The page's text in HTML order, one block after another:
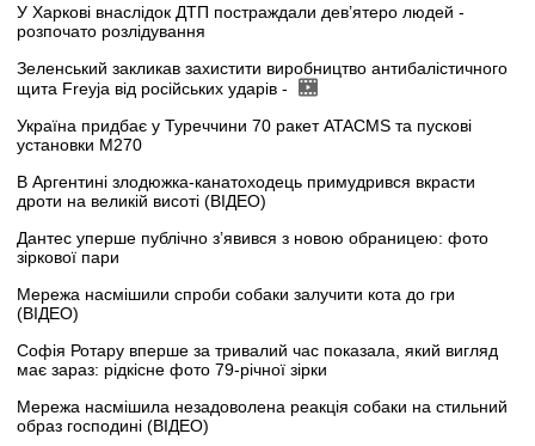
У Харкові внаслідок ДТП постраждали дев’ятеро людей -
розпочато розлідування
Зеленський закликав захистити виробництво антибалістичного
щита Freyja від російських ударів -
Україна придбає у Туреччини 70 ракет ATACMS та пускові
установки M270
В Аргентині злодюжка-канатоходець примудрився вкрасти
дроти на великій висоті (ВІДЕО)
Дантес уперше публічно з’явився з новою обраницею: фото
зіркової пари
Мережа насмішили спроби собаки залучити кота до гри
(ВІДЕО)
Софія Ротару вперше за тривалий час показала, який вигляд
має зараз: рідкісне фото 79-річної зірки
Мережа насмішила незадоволена реакція собаки на стильний
образ господині (ВІДЕО)